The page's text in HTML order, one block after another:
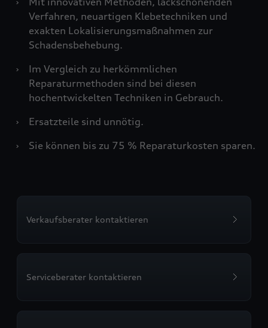
Verfahren, neuartigen Klebetechniken und
exakten Lokalisierungsmaßnahmen zur
Schadensbehebung.
›
Im Vergleich zu herkömmlichen
Reparaturmethoden sind bei diesen
hochentwickelten Techniken in Gebrauch.
›
Ersatzteile sind unnötig.
›
Sie können bis zu 75 % Reparaturkosten sparen.
Verkaufsberater kontaktieren
Serviceberater kontaktieren